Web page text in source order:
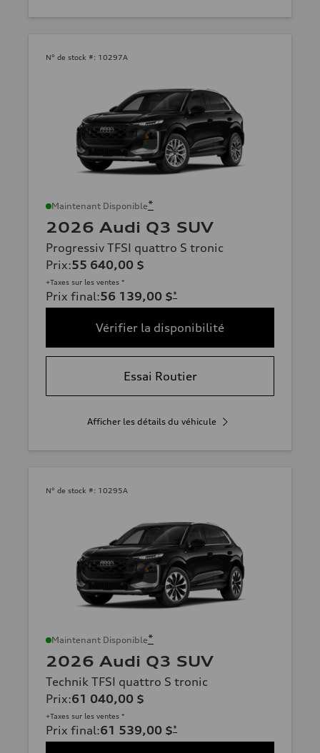
N° de stock #: 10297A
Maintenant Disponible*
2026 Audi Q3 SUV
Progressiv TFSI quattro S tronic
Prix:55 640,00 $
+Taxes sur les ventes *
Prix final:56 139,00 $*
Vérifier la disponibilité
Essai Routier
Afficher les détails du véhicule
N° de stock #: 10295A
Maintenant Disponible*
2026 Audi Q3 SUV
Technik TFSI quattro S tronic
Prix:61 040,00 $
+Taxes sur les ventes *
Prix final:61 539,00 $*